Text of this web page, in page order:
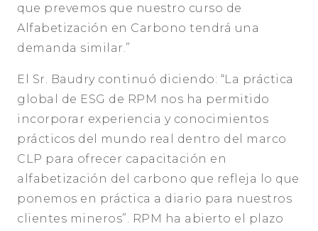
que prevemos que nuestro curso de
Alfabetización en Carbono tendrá una
demanda similar.”
El Sr. Baudry continuó diciendo: “La práctica
global de ESG de RPM nos ha permitido
incorporar experiencia y conocimientos
prácticos del mundo real dentro del marco
CLP para ofrecer capacitación en
alfabetización del carbono que refleja lo que
ponemos en práctica a diario para nuestros
clientes mineros”. RPM ha abierto el plazo